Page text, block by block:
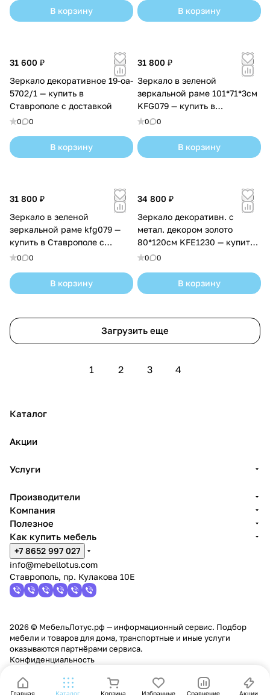
В корзину В корзину
31 600 ₽
Зеркало декоративное 19-oa-
5702/1 — купить в
Ставрополе с доставкой
0 0
В корзину
31 800 ₽
Зеркало в зеленой
зеркальной раме 101*71*3см
KFG079 — купить в
Ставрополе с доставкой
0 0
В корзину
31 800 ₽
Зеркало в зеленой
зеркальной раме kfg079 —
купить в Ставрополе с
доставкой
0 0
В корзину
34 800 ₽
Зеркало декоративн. с
метал. декором золото
80*120см KFE1230 — купить
в Ставрополе с доставкой
0 0
В корзину
Загрузить еще
1 2 3 4
Главная Каталог Корзина Избранные Сравнение Акции
Каталог
Акции
Услуги
Производители
Компания
Полезное
Как купить мебель
+7 8652 997 027
info@mebellotus.com
Ставрополь, пр. Кулакова 10Е
2026 © МебельЛотус.рф — информационный сервис. Подбор
мебели и товаров для дома, транспортные и иные услуги
оказываются партнёрами сервиса.
Конфиденциальность